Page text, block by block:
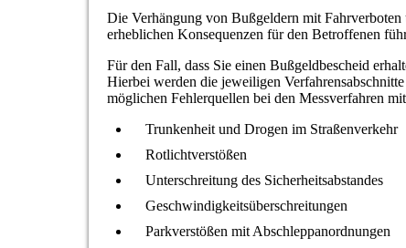
Die Verhängung von Bußgeldern mit
erheblichen Konsequenzen für den Betroffenen
Für den Fall, dass Sie einen Bußgeldbescheid
Hierbei werden die jeweiligen
möglichen Fehlerquellen bei den Messverfahren
Trunkenheit und Drogen im Straßenverkehr
Rotlichtverstößen
Unterschreitung des Sicherheitsabstandes
Geschwindigkeitsüberschreitungen
Parkverstößen mit Abschleppanordnungen